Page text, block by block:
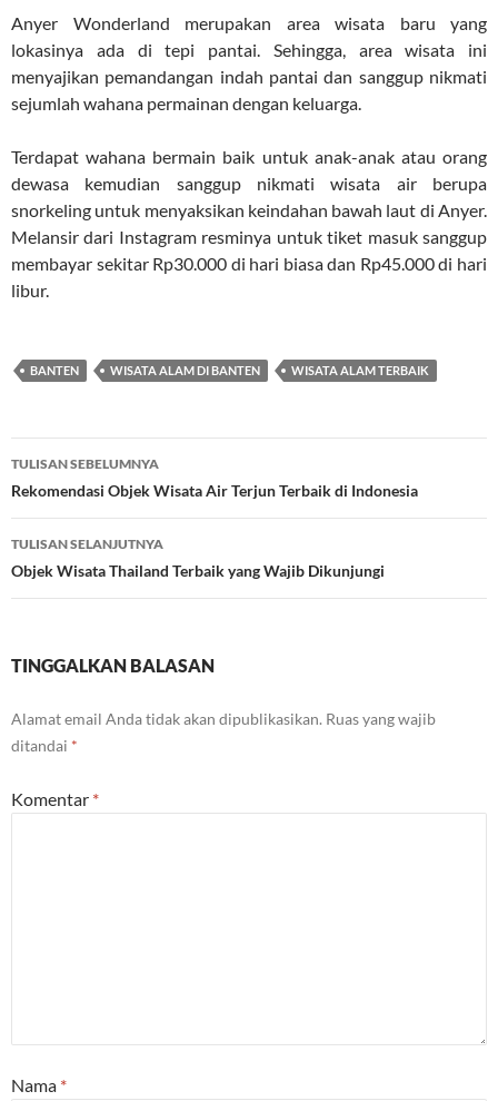
Anyer Wonderland merupakan area wisata baru yang
lokasinya ada di tepi pantai. Sehingga, area wisata ini
menyajikan pemandangan indah pantai dan sanggup nikmati
sejumlah wahana permainan dengan keluarga.
Terdapat wahana bermain baik untuk anak-anak atau orang
dewasa kemudian sanggup nikmati wisata air berupa
snorkeling untuk menyaksikan keindahan bawah laut di Anyer.
Melansir dari Instagram resminya untuk tiket masuk sanggup
membayar sekitar Rp30.000 di hari biasa dan Rp45.000 di hari
libur.
BANTEN WISATA ALAM DI BANTEN WISATA ALAM TERBAIK
Navigasi
Tulisan
TULISAN SEBELUMNYA
Rekomendasi Objek Wisata Air Terjun Terbaik di Indonesia
TULISAN SELANJUTNYA
Objek Wisata Thailand Terbaik yang Wajib Dikunjungi
TINGGALKAN BALASAN
Alamat email Anda tidak akan dipublikasikan. Ruas yang wajib
ditandai *
Komentar *
Nama *